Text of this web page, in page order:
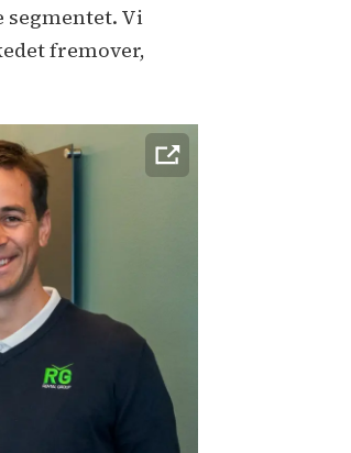
segmentet. Vi
fremover,